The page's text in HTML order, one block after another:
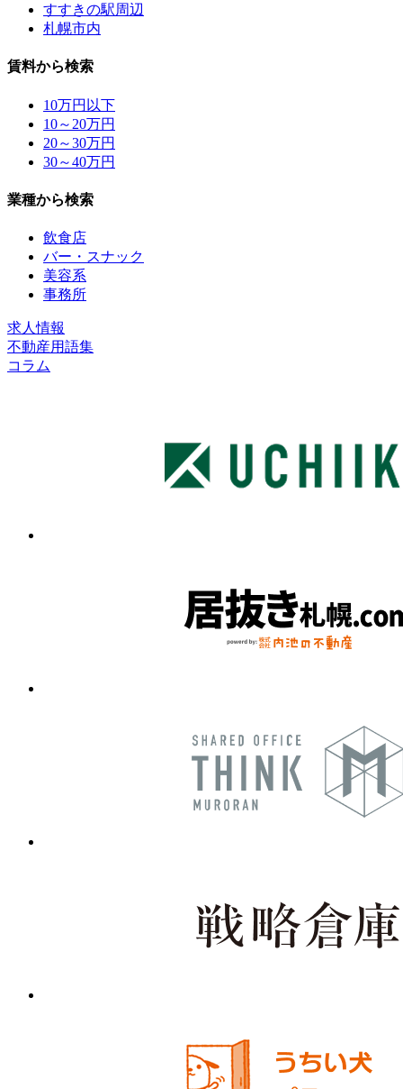
すすきの駅周辺
札幌市内
賃料から検索
10万円以下
10～20万円
20～30万円
30～40万円
業種から検索
飲食店
バー・スナック
美容系
事務所
求人情報
不動産用語集
コラム